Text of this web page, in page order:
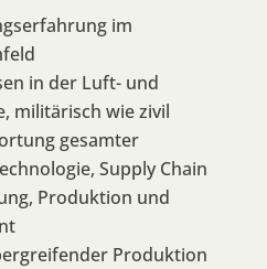
im
in der Luft- und
militärisch wie zivil
gesamter
Supply Chain
Produktion und
Produktion